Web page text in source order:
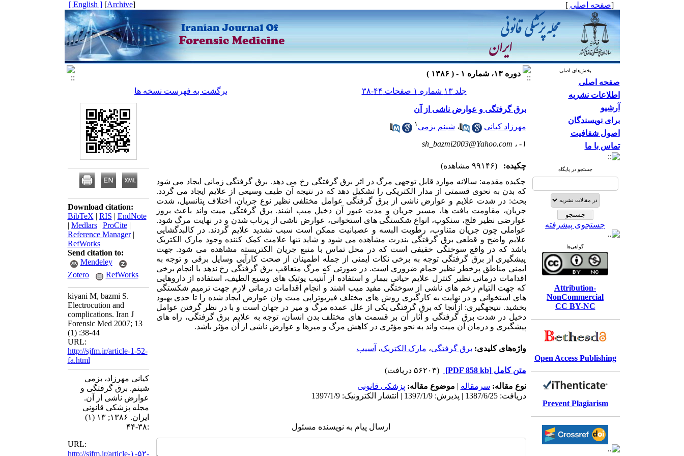
[صفحه اصلی ]
[
Archive
]
[ English ]
بخش‌های اصلی
صفحه اصلی
اطلاعات نشریه
آرشیو
برای نویسندگان
اصول شفافیت
تماس با ما
جستجو در پایگاه
جستجوی پیشرفته
گواهی‌ها
Attribution-
NonCommercial
CC BY-NC
Open Access Publishing
Prevent Plagiarism
دوره ۱۳، شماره ۱ - ( ۱۳۸۶ )
جلد ۱۳ شماره ۱ صفحات ۴۴-۳۸
برگشت به فهرست نسخه ها
برق گرفتگی و عوارض ناشی از آن
مهرزاد کیانی ، شبنم بزمی ۱
۱- ، sh_bazmi2003@Yahoo.com
چکیده:
(۹۹۱۴۶ مشاهده)
چکیده مقدمه: سالانه موارد قابل توجهی مرگ در اثر برق گرفتگی رخ می دهد. برق گرفتگی زمانی ایجاد می شود
که بدن به نحوی قسمتی از مدار الکتریکی را تشکیل دهد که در نتیجه آن طیف وسیعی از علایم ایجاد می گردد.
بحث: در شدت علایم و عوارض ناشی از برق گرفتگی عوامل مختلفی نظیر نوع جریان، اختلاف پتانسیل، شدت
جریان، مقاومت بافت ها، مسیر جریان و مدت عبور آن دخیل میب اشند. برق گرفتگی میت واند باعث بروز
عوارضی نظیر فلج، سنکوپ، انواع شکستگی های استخوانی، عوارض ناشی از پرتاب شدن و در نهایت مرگ شود.
عواملی چون جریان متناوب، رطوبت البسه و عصبانیت ممکن است سبب تشدید علایم گردند. در کالبدگشایی
علابم واضح و قطعی برق گرفتگی بندرت مشاهده می شود و شاید تنها علامت کمک کننده وجود مارک الکتریک
باشد که در واقع سوختگی خفیفی است که در محل تماس با منبع جریان الکتریسته مشاهده می شود. جهت
پیشگیری از برق گرفتگی توجه به برخی نکات ایمنی از جمله اطمینان از صحت کارآیی وسایل برقی و توجه به
ایمنی مناطق پرخطر نظیر حمام ضروری است. در صورتی که مرگ متعاقب برق گرفتگی رخ ندهد با انجام برخی
اقدامات درمانی نظیر کنترل علایم حیاتی بیمار و استفاده از آنتیب یوتیک های وسیع الطیف، استفاده از داروهایی
که جهت التیام زخم های ناشی از سوختگی مفید میب اشند و انجام اقدامات درمانی لازم جهت ترمیم شکستگی
های استخوانی و در نهایت به کارگیری روش های مختلف فیزیوتراپی میت وان عوارض ایجاد شده را تا حدی بهبود
بخشید. نتیجهگیری: ازآنجا که برق گرفتگی یکی از علل عمده مرگ و میر در جهان است و با در نظر گرفتن عوامل
دخیل در شدت برق گرفتگی و آثار آن بر قسمت های مختلف بدن انسان، توجه به علایم برق گرفتگی، راه های
پیشگیری و درمان آن میت واند به نحو مؤثری در کاهش مرگ و میرها و عوارض ناشی از آن مؤثر باشد.
واژه‌های کلیدی: برق گرفتگی، مارک الکتریک، آسیب
متن کامل[PDF 858 kb]
(۵۶۲۰۳ دریافت)
نوع مقاله: سرمقاله | موضوع مقاله: پزشکی قانونی
دریافت: 1387/6/25 | پذیرش: 1397/1/9 | انتشار الکترونیک: 1397/1/9
ارسال پیام به نویسنده مسئول
Download citation:
BibTeX | RIS | EndNote
| Medlars| ProCite|
Reference Manager|
RefWorks
Send citation to:
Mendeley
Zotero
RefWorks
kiyani M, bazmi S.
Electrocution and
complications. Iran J
Forensic Med 2007; 13
(1) :38-44
URL:
http://sjfm.ir/article-1-52-
fa.html
کیانی مهرزاد، بزمی
شبنم. برق گرفتگی و
عوارض ناشی از آن.
مجله پزشکی قانونی
ایران. ۱۳۸۶; ۱۳ (۱)
:۳۸-۴۴
URL:
http://sjfm.ir/article-۱-۵۲-